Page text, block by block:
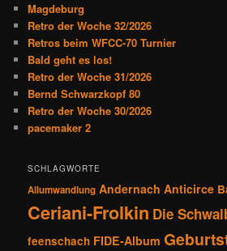
a
v
i
g
a
t
i
o
n
Magdeburg
Retro der Woche 32/2026
Retros beim WFCC-70 Turnier
Bald geht es los!
Retro der Woche 31/2026
Bernd Schwarzkopf 80
Retro der Woche 30/2026
pacemaker 2
SCHLAGWORTE
Allumwandlung Andernach Anticirce
Ceriani-Frolkin Die
feenschach FIDE-Album